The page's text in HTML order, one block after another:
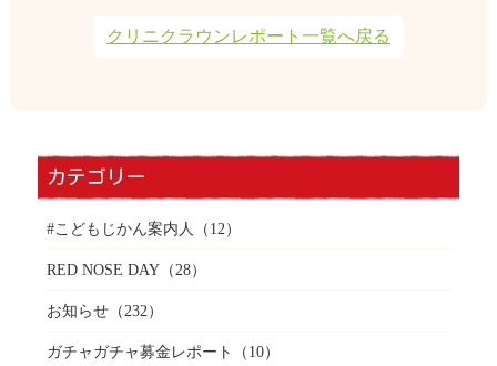
クリニクラウンレポート一覧へ戻る
カテゴリー
#こどもじかん案内人 （12）
RED NOSE DAY（28）
お知らせ（232）
ガチャガチャ募金レポート （10）